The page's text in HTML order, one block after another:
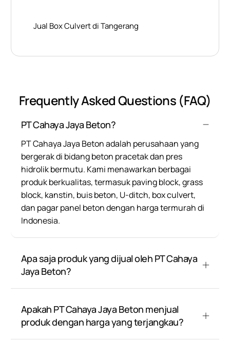
Jual Box Culvert di Tangerang
Frequently Asked Questions (FAQ)
PT Cahaya Jaya Beton?
PT Cahaya Jaya Beton adalah perusahaan yang
bergerak di bidang beton pracetak dan pres
hidrolik bermutu. Kami menawarkan berbagai
produk berkualitas, termasuk paving block, grass
block, kanstin, buis beton, U-ditch, box culvert,
dan pagar panel beton dengan harga termurah di
Indonesia.
Apa saja produk yang dijual oleh PT Cahaya
Jaya Beton?
Apakah PT Cahaya Jaya Beton menjual
produk dengan harga yang terjangkau?